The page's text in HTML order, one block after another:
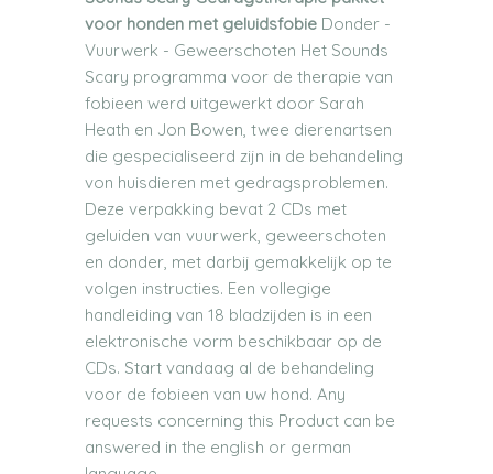
voor honden met geluidsfobie Donder -
Vuurwerk - Geweerschoten Het Sounds
Scary programma voor de therapie van
fobieen werd uitgewerkt door Sarah
Heath en Jon Bowen, twee dierenartsen
die gespecialiseerd zijn in de behandeling
von huisdieren met gedragsproblemen.
Deze verpakking bevat 2 CDs met
geluiden van vuurwerk, geweerschoten
en donder, met darbij gemakkelijk op te
volgen instructies. Een vollegige
handleiding van 18 bladzijden is in een
elektronische vorm beschikbaar op de
CDs. Start vandaag al de behandeling
voor de fobieen van uw hond. Any
requests concerning this Product can be
answered in the english or german